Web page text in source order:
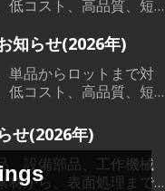
低コスト、高品質、短
、熱処理、表面処理
ス対応可能です。
知らせ(2026年)
単品からロットまで対
低コスト、高品質、短
、熱処理、表面処理
ス対応可能です。
せ(2026年)
、設備部品、工作機械
材から、表面処理まで